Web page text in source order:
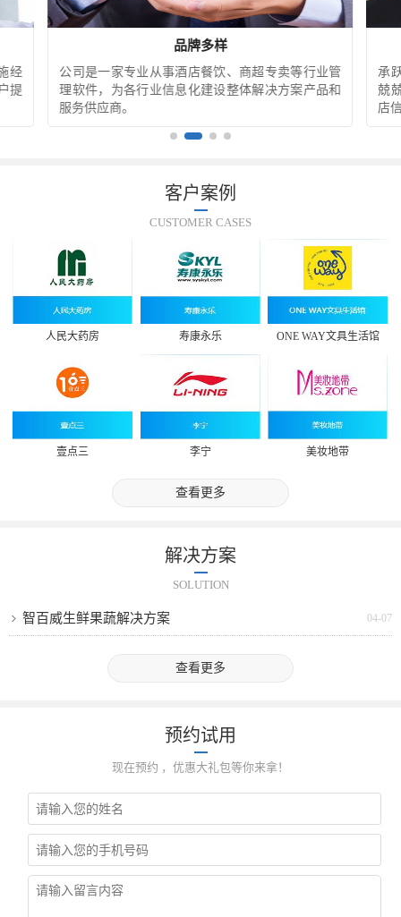
经
提
品牌多样
公司是一家专业从事酒店餐饮、商超专卖等行业管
理软件，为各行业信息化建设整体解决方案产品和
服务供应商。
承
兢
店
客户案例
CUSTOMER CASES
人民大药房 寿康永乐 ONE WAY文具生活馆
壹点三 李宁 美妆地带
查看更多
解决方案
SOLUTION
04-07
智百威生鲜果蔬解决方案
查看更多
预约试用
现在预约 ，优惠大礼包等你来拿！